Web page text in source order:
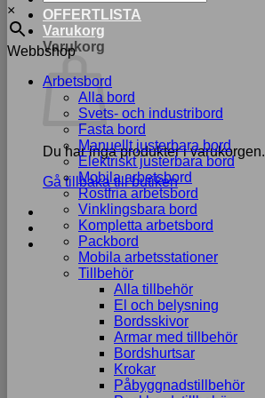
OFFERTLISTA
Varukorg
Varukorg
Du har inga produkter i varukorgen.
Gå tillbaka till butiken
×
Webbshop
Arbetsbord
Alla bord
Svets- och industribord
Fasta bord
Manuellt justerbara bord
Elektriskt justerbara bord
Mobila arbetsbord
Rostfria arbetsbord
Vinklingsbara bord
Kompletta arbetsbord
Packbord
Mobila arbetsstationer
Tillbehör
Alla tillbehör
El och belysning
Bordsskivor
Armar med tillbehör
Bordshurtsar
Krokar
Påbyggnadstillbehör